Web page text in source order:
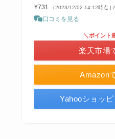
¥731
（2023/12/02 14:12時点 |
口コミを見る
Amazon
＼ポイント
楽天市場
Yahooショッ